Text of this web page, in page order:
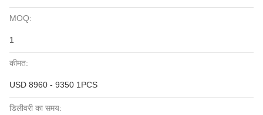
MOQ:
1
कीमत:
USD 8960 - 9350 1PCS
डिलीवरी का समय: